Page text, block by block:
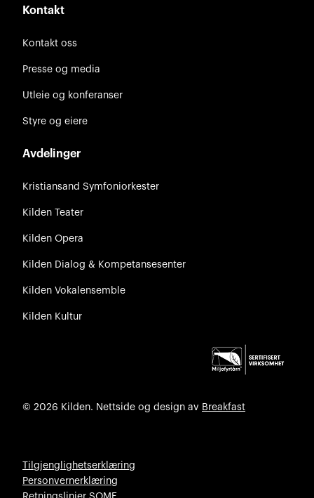
Kontakt
Kontakt oss
Presse og media
Utleie og konferanser
Styre og eiere
Avdelinger
Kristiansand Symfoniorkester
Kilden Teater
Kilden Opera
Kilden Dialog & Kompetansesenter
Kilden Vokalensemble
Kilden Kultur
© 2026 Kilden. Nettside og design av Breakfast
Tilgjenglighetserklæring
Personvernerklæring